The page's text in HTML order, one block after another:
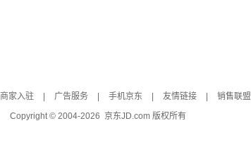
商家入驻 广告服务 手机京东 友情链接 销售联盟
Copyright © 2004-2026 京东JD.com 版权所有